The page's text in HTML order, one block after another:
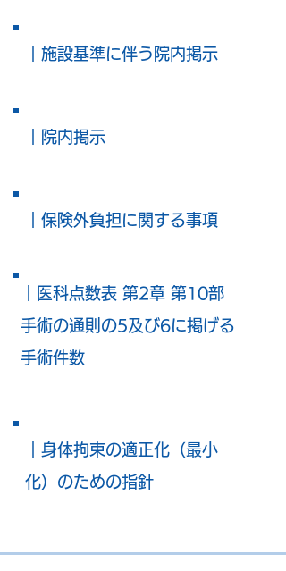
｜施設基準に伴う院内掲示
｜院内掲示
｜保険外負担に関する事項
｜医科点数表 第2章 第10部
手術の通則の5及び6に掲げる
手術件数
｜身体拘束の適正化（最小
化）のための指針